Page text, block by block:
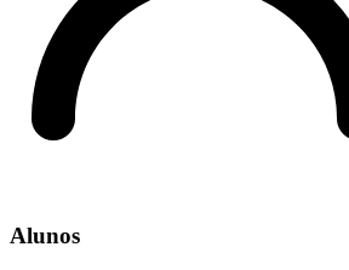
Alunos